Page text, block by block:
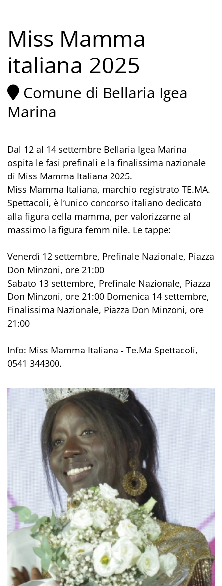
Miss Mamma
italiana 2025
Comune di Bellaria Igea
Marina
Dal 12 al 14 settembre Bellaria Igea Marina
ospita le fasi prefinali e la finalissima nazionale
di Miss Mamma Italiana 2025.
Miss Mamma Italiana, marchio registrato TE.MA.
Spettacoli, è l’unico concorso italiano dedicato
alla figura della mamma, per valorizzarne al
massimo la figura femminile. Le tappe:
Venerdì 12 settembre, Prefinale Nazionale, Piazza
Don Minzoni, ore 21:00
Sabato 13 settembre, Prefinale Nazionale, Piazza
Don Minzoni, ore 21:00 Domenica 14 settembre,
Finalissima Nazionale, Piazza Don Minzoni, ore
21:00
Info: Miss Mamma Italiana - Te.Ma Spettacoli,
0541 344300.